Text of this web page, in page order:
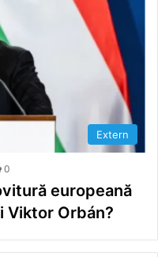
Extern
0
europeană
Viktor Orbán?